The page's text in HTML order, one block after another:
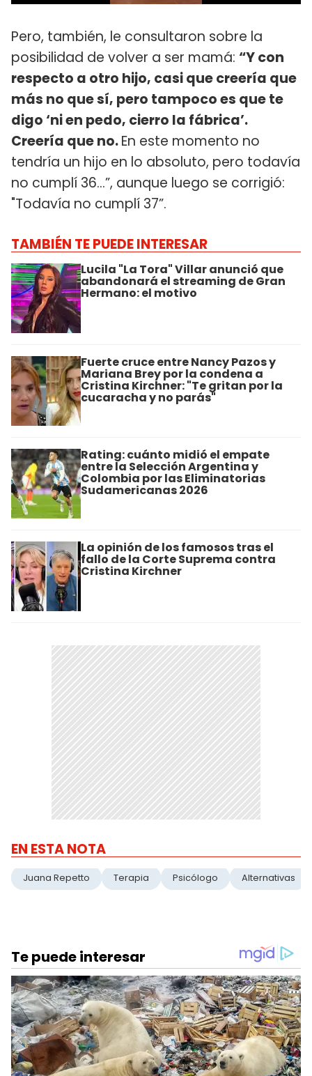
Pero, también, le consultaron sobre la
posibilidad de volver a ser mamá: “Y con
respecto a otro hijo, casi que creería que
más no que sí, pero tampoco es que te
digo ‘ni en pedo, cierro la fábrica’.
Creería que no.En este momento no
tendría un hijo en lo absoluto, pero todavía
no cumplí 36…”, aunque luego se corrigió:
"Todavía no cumplí 37”.
TAMBIÉN TE PUEDE INTERESAR
Lucila "La Tora" Villar anunció que
abandonará el streaming de Gran
Hermano: el motivo
Fuerte cruce entre Nancy Pazos y
Mariana Brey por la condena a
Cristina Kirchner: "Te gritan por la
cucaracha y no parás"
Rating: cuánto midió el empate
entre la Selección Argentina y
Colombia por las Eliminatorias
Sudamericanas 2026
La opinión de los famosos tras el
fallo de la Corte Suprema contra
Cristina Kirchner
EN ESTA NOTA
Juana Repetto Terapia Psicólogo Alternativas